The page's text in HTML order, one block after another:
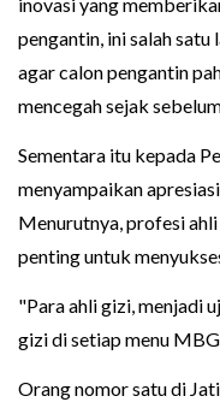
pengantin, ini salah
agar calon pengantin
mencegah sejak
Sementara itu kepada
menyampaikan
Menurutnya, profesi
penting untuk
"Para ahli gizi, menjadi
gizi di setiap menu
Orang nomor satu di